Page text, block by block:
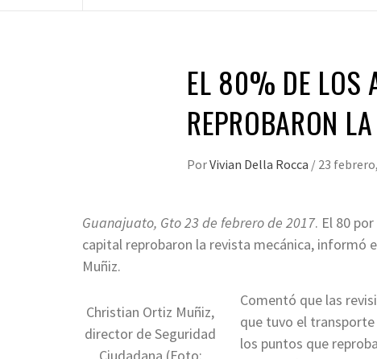
EL 80% DE LOS
REPROBARON
PorVivian Della Rocca / 23
Guanajuato, Gto 23 de febrero de 2017. El 80
capital reprobaron la revista mecánica, informó
Muñiz.
Christian Ortiz Muñiz,
director de Seguridad
Ciudadana (Foto:
Comentó que las
que tuvo el
los puntos que